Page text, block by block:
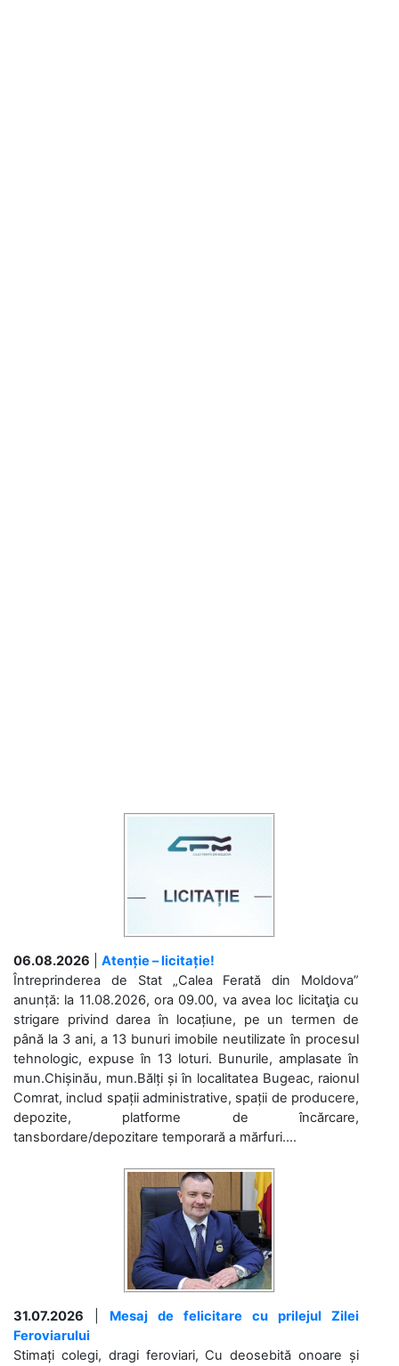
06.08.2026
Atenție – licitație!
Întreprinderea de Stat „Calea Ferată din Moldova”
anunță: la 11.08.2026, ora 09.00, va avea loc licitaţia cu
strigare privind darea în locațiune, pe un termen de
până la 3 ani, a 13 bunuri imobile neutilizate în procesul
tehnologic, expuse în 13 loturi. Bunurile, amplasate în
mun.Chișinău, mun.Bălți și în localitatea Bugeac, raionul
Comrat, includ spații administrative, spații de producere,
depozite, platforme de încărcare,
tansbordare/depozitare temporară a mărfuri....
31.07.2026
Mesaj de felicitare cu prilejul Zilei
Feroviarului
Stimați colegi, dragi feroviari, Cu deosebită onoare și